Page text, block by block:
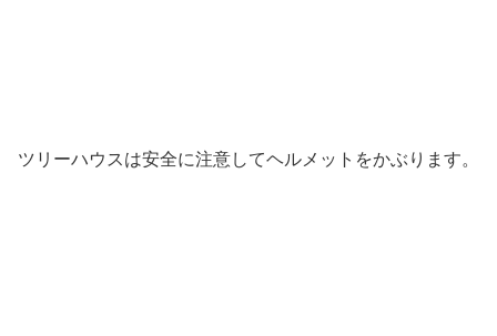
ツリーハウスは安全に注意してヘルメットをかぶります。